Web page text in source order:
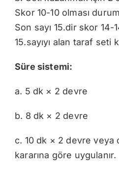
Skor 10-10 olması
Son sayı 15.dir skor
15.sayıyı alan taraf seti
Süre sistemi:
a. 5 dk × 2 devre
b. 8 dk × 2 devre
c. 10 dk × 2 devre veya
kararına göre uygulanır.